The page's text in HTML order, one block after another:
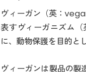
ヴィーガン（英：
表すヴィーガニズム
に、動物保護を目的と
ヴィーガンは製品の製